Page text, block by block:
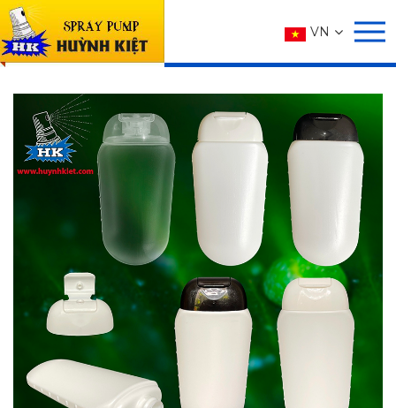
VN
SẢN PHẨM
Trang chủ SẢN PHẨM